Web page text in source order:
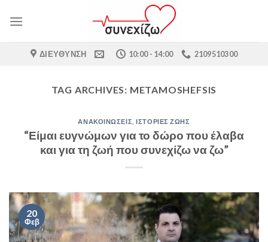
ΔΙΕΎΘΥΝΣΗ 10:00 - 14:00 2109510300
TAG ARCHIVES: METAMOSHEFSIS
ΑΝΑΚΟΙΝΏΣΕΙΣ ,ΙΣΤΟΡΊΕΣ ΖΩΉΣ
“Είμαι ευγνώμων για το δώρο που έλαβα
και για τη ζωή που συνεχίζω να ζω”
20
Φεβ